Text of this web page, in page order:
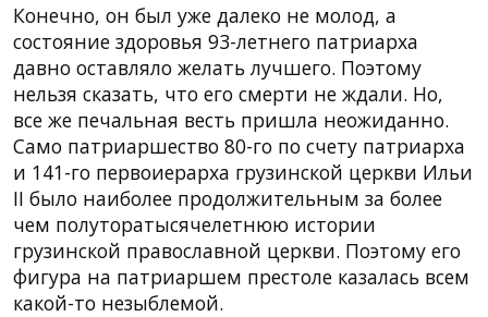
Конечно, он был уже далеко не молод, а
состояние здоровья 93-летнего патриарха
давно оставляло желать лучшего. Поэтому
нельзя сказать, что его смерти не ждали. Но,
все же печальная весть пришла неожиданно.
Само патриаршество 80-го по счету патриарха
и 141-го первоиерарха грузинской церкви Ильи
II было наиболее продолжительным за более
чем полуторатысячелетнюю истории
грузинской православной церкви. Поэтому его
фигура на патриаршем престоле казалась всем
какой-то незыблемой.